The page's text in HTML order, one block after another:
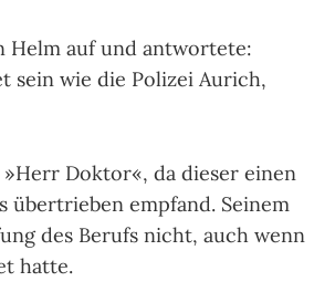
Helm auf und antwortete:
sein wie die Polizei Aurich,
Doktor«, da dieser einen
übertrieben empfand. Seinem
des Berufs nicht, auch wenn
hatte.